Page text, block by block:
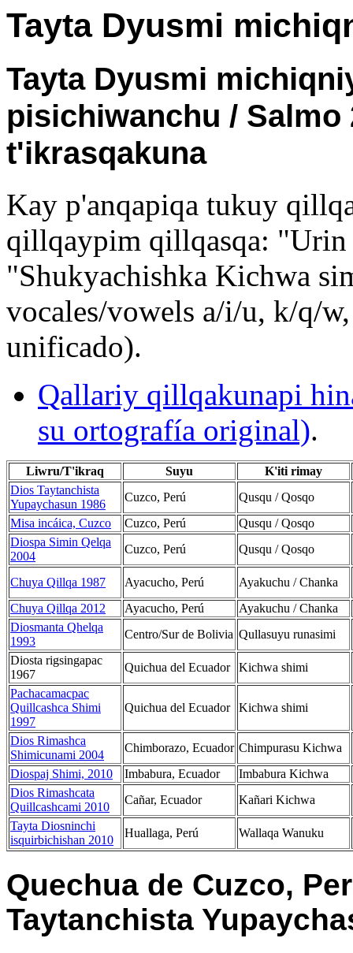
Tayta Dyusmi
Tayta Dyusmi
pisichiwanchu / Salmo
t'ikrasqakuna
Kay p'anqapiqa tukuy
qillqaypim qillqasqa:
"Shukyachishka Kichwa
vocales/vowels a/i/u, k/q/
unificado).
Qallariy qillqakunapi
su ortografía original).
Liwru/T'ikraq Suyu
K'iti rimay
Dios Taytanchista
Yupaychasun 1986
Cuzco, Perú
Qusqu / Qosqo
Misa incáica, Cuzco
Cuzco, Perú
Qusqu / Qosqo
Diospa Simin Qelqa
2004
Cuzco, Perú Qusqu / Qosqo
Chuya Qillqa 1987 Ayacucho, Perú
Ayakuchu / Chanka
Chuya Qillqa 2012
Ayacucho, Perú
Ayakuchu / Chanka
Diosmanta Qhelqa
1993
Centro/Sur de Bolivia Qullasuyu runasimi
Diosta rigsingapac
1967
Quichua del Ecuador
Kichwa shimi
Pachacamacpac
Quillcashca Shimi
1997
Quichua del Ecuador Kichwa shimi
Dios Rimashca
Shimicunami 2004
Chimborazo, Ecuador Chimpurasu Kichwa
Diospaj Shimi, 2010
Imbabura, Ecuador
Imbabura Kichwa
Dios Rimashcata
Quillcashcami 2010
Cañar, Ecuador
Kañari Kichwa
Tayta Diosninchi
isquirbichishan 2010
Huallaga, Perú Wallaqa Wanuku
Quechua de Cuzco,
Taytanchista